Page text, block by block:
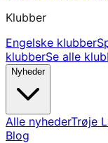
Klubber
Engelske klubber
klubberSe alle
Nyheder
Alle nyhederTrøje
Blog